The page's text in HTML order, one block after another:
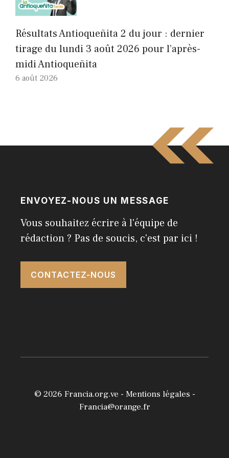
Résultats Antioqueñita 2 du jour : dernier
tirage du lundi 3 août 2026 pour l’après-
midi Antioqueñita
6 août 2026
ENVOYEZ-NOUS UN MESSAGE
Vous souhaitez écrire à l'équipe de
rédaction ? Pas de soucis, c'est par ici !
CONTACTEZ-NOUS
© 2026 Francia.org.ve - Mentions légales -
Francia@orange.fr